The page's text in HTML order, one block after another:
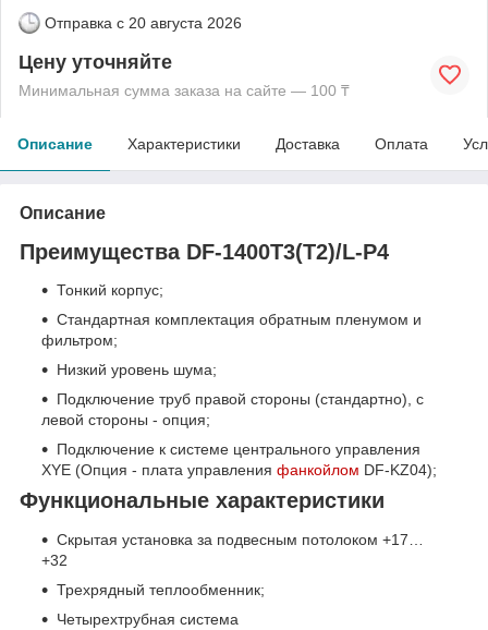
Отправка с 20 августа 2026
Цену уточняйте
Минимальная сумма заказа на сайте — 100 ₸
Описание Характеристики Доставка Оплата
Описание
Преимущества DF-1400T3(T2)/L-P4
Тонкий корпус;
Стандартная комплектация обратным пленумом и
фильтром;
Низкий уровень шума;
Подключение труб правой стороны (стандартно), с
левой стороны - опция;
Подключение к системе центрального управления
XYE (Опция - плата управления фанкойлом DF-KZ04);
Функциональные характеристики
Скрытая установка за подвесным потолоком +17…
+32
Трехрядный теплообменник;
Четырехтрубная система